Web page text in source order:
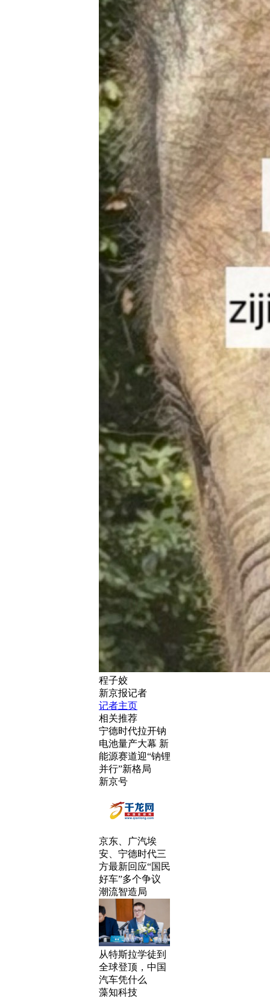
程子姣
新京报记者
记者主页
相关推荐
宁德时代拉开钠
电池量产大幕 新
能源赛道迎“钠锂
并行”新格局
新京号
京东、广汽埃
安、宁德时代三
方最新回应“国民
好车”多个争议
潮流智造局
从特斯拉学徒到
全球登顶，中国
汽车凭什么
藻知科技